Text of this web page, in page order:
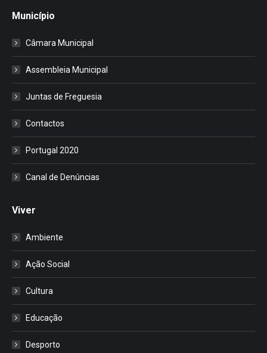
Município
Câmara Municipal
Assembleia Municipal
Juntas de Freguesia
Contactos
Portugal 2020
Canal de Denúncias
Viver
Ambiente
Ação Social
Cultura
Educação
Desporto